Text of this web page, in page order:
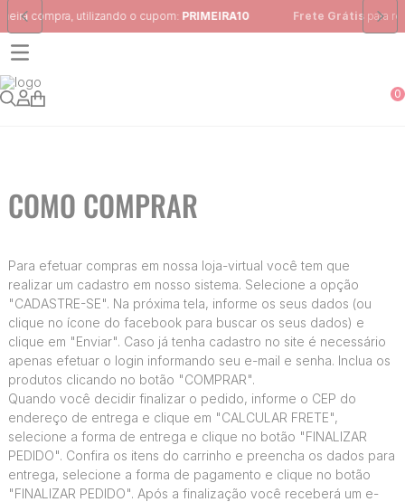
Frete Grátispara região Sudeste em pedidos acima de R$
0
COMO COMPRAR
Para efetuar compras em nossa loja-virtual você tem que
realizar um cadastro em nosso sistema. Selecione a opção
"CADASTRE-SE". Na próxima tela, informe os seus dados (ou
clique no ícone do facebook para buscar os seus dados) e
clique em "Enviar". Caso já tenha cadastro no site é necessário
apenas efetuar o login informando seu e-mail e senha. Inclua os
produtos clicando no botão "COMPRAR".
Quando você decidir finalizar o pedido, informe o CEP do
endereço de entrega e clique em "CALCULAR FRETE",
selecione a forma de entrega e clique no botão "FINALIZAR
PEDIDO". Confira os itens do carrinho e preencha os dados para
entrega, selecione a forma de pagamento e clique no botão
"FINALIZAR PEDIDO". Após a finalização você receberá um e-